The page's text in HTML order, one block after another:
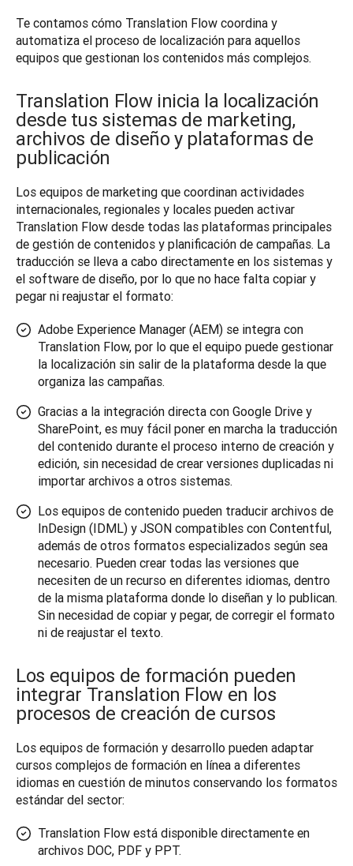
Te contamos cómo Translation Flow coordina y
automatiza el proceso de localización para aquellos
equipos que gestionan los contenidos más complejos.
Translation Flow inicia la localización
desde tus sistemas de marketing,
archivos de diseño y plataformas de
publicación
Los equipos de marketing que coordinan actividades
internacionales, regionales y locales pueden activar
Translation Flow desde todas las plataformas principales
de gestión de contenidos y planificación de campañas. La
traducción se lleva a cabo directamente en los sistemas y
el software de diseño, por lo que no hace falta copiar y
pegar ni reajustar el formato:
Adobe Experience Manager (AEM) se integra con
Translation Flow, por lo que el equipo puede gestionar
la localización sin salir de la plataforma desde la que
organiza las campañas.
Gracias a la integración directa con Google Drive y
SharePoint, es muy fácil poner en marcha la traducción
del contenido durante el proceso interno de creación y
edición, sin necesidad de crear versiones duplicadas ni
importar archivos a otros sistemas.
Los equipos de contenido pueden traducir archivos de
InDesign (IDML) y JSON compatibles con Contentful,
además de otros formatos especializados según sea
necesario. Pueden crear todas las versiones que
necesiten de un recurso en diferentes idiomas, dentro
de la misma plataforma donde lo diseñan y lo publican.
Sin necesidad de copiar y pegar, de corregir el formato
ni de reajustar el texto.
Los equipos de formación pueden
integrar Translation Flow en los
procesos de creación de cursos
Los equipos de formación y desarrollo pueden adaptar
cursos complejos de formación en línea a diferentes
idiomas en cuestión de minutos conservando los formatos
estándar del sector:
Translation Flow está disponible directamente en
archivos DOC, PDF y PPT.